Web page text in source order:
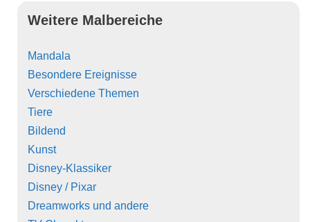
Weitere Malbereiche
Mandala
Besondere Ereignisse
Verschiedene Themen
Tiere
Bildend
Kunst
Disney-Klassiker
Disney / Pixar
Dreamworks und andere